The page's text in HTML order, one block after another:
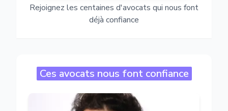
Rejoignez les centaines d'avocats qui nous font
déjà confiance
Ces avocats nous font confiance